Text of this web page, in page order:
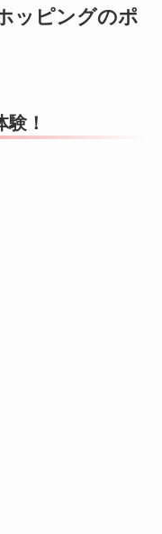
ッピングのポ
！